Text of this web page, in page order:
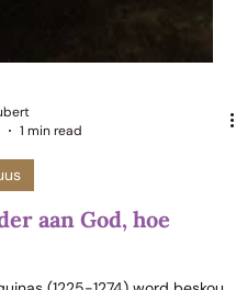
aan God, hoe